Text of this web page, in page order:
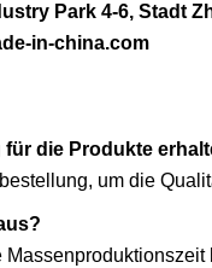
Park 4-6, Stadt
in-china.com
die Produkte
um die